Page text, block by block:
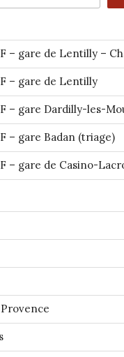
– gare de Lentilly –
– gare de Lentilly
– gare Dardilly-les-
– gare Badan (triage)
– gare de Casino-